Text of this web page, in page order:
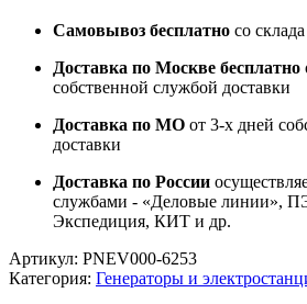
Самовывоз бесплатно со
Доставка по Москве бесплатно
собственной службой доставки
Доставка по МО от 3-х дней
доставки
Доставка по России
службами - «Деловые линии»,
Экспедиция, КИТ и др.
Артикул: PNEV000-6253
Категория: Генераторы и